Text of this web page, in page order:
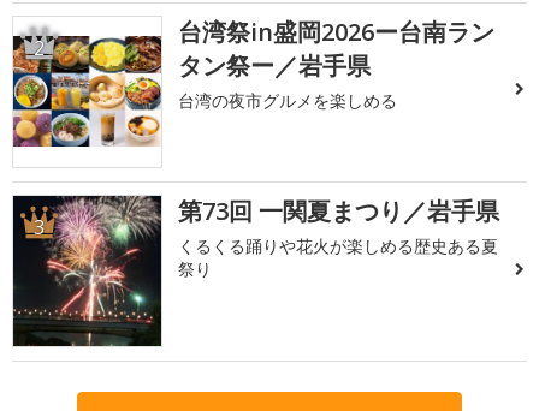
2
台湾祭in盛岡2026ー台南ラン
タン祭ー／岩手県
台湾の夜市グルメを楽しめる
3 第73回 一関夏まつり／岩手県
くるくる踊りや花火が楽しめる歴史ある夏
祭り